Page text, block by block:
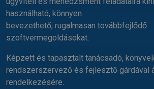
használható, könnyen
bevezethető, rugalmasan továbbfejlődő
szoftvermegoldásokat.
Képzett és tapasztalt tanácsadó,
rendszerszervező és fejlesztő gárdával
rendelkezésére.